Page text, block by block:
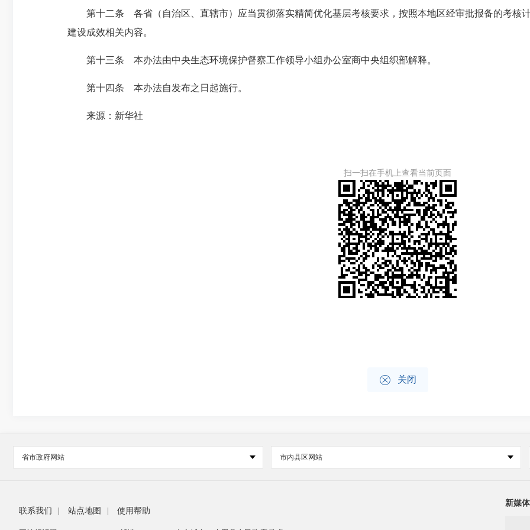
第十二条 各省（自治区、直辖市）应当贯彻落实精简优化基层考核要求，按照本地区经审批报备的考核
建设成效相关内容。
第十三条 本办法由中央生态环境保护督察工作领导小组办公室商中央组织部解释。
第十四条 本办法自发布之日起施行。
来源：新华社
扫一扫在手机上查看当前页面
 关闭
省市政府网站 市内县区网站
联系我们 站点地图 使用帮助
新媒